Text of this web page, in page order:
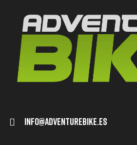
Info@adventurebike.es